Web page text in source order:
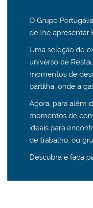
O Grupo
de lhe apresentar
Uma seleção de
universo de
momentos de
partilha, onde a
Agora, para além
momentos de
ideais para
de trabalho, ou
Descubra e faça